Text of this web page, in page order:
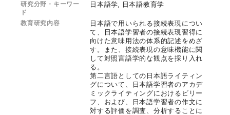
研究分野・キーワー
ド
日本語学, 日本語教育学
教育研究内容
日本語で用いられる接続表現につい
て、日本語学習者の接続表現習得に
向けた意味用法の体系的記述をめざ
す。また、接続表現の意味機能に関
して対照言語学的な観点を採り入れ
る。
第二言語としての日本語ライティン
グについて、日本語学習者のアカデ
ミックライティングにおけるビリー
フ、および、日本語学習者の作文に
対する評価を調査、分析することに